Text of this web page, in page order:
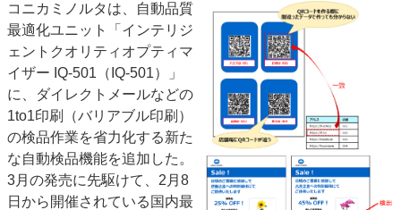
SDGs・地域
ポストプレス ビジネス イベント 信用情報
業界
市場・統計
人事・移転・異動・訃報
特集記事カテゴリー一覧
2022 見える化・MIS特集
特集・デジタル印刷 アイデアで勝負！ ～多様なビジネス・多彩な商材～
JAPAN PACK 2023 特集
中古印刷機・製本機特集
2022 検査・校正特集
特集・デジタル印刷 ～ 新成長軌道を描く
コニカミノルタは、自動品質
最適化ユニット「インテリジ
ェントクオリティオプティマ
イザー IQ-501（IQ-501）」
に、ダイレクトメールなどの
1to1印刷（バリアブル印刷）
の検品作業を省力化する新た
な自動検品機能を追加した。
3月の発売に先駆けて、2月8
日から開催されている国内最